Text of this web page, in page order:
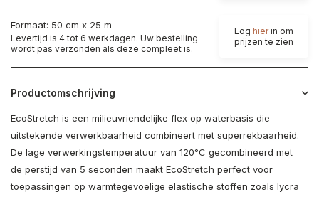
Formaat: 50 cm x 25 m
Levertijd is 4 tot 6 werkdagen. Uw bestelling
wordt pas verzonden als deze compleet is.
Log hierin om
prijzen te zien
Productomschrijving
EcoStretch is een milieuvriendelijke flex op waterbasis die
uitstekende verwerkbaarheid combineert met superrekbaarheid.
De lage verwerkingstemperatuur van 120°C gecombineerd met
de perstijd van 5 seconden maakt EcoStretch perfect voor
toepassingen op warmtegevoelige elastische stoffen zoals lycra